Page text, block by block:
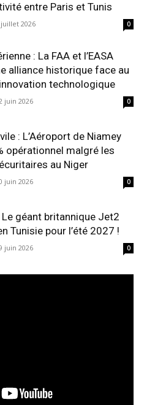
entre Paris et Tunis
juillet 2026 0
: La FAA et l’EASA
alliance historique face au
technologique
juin 2026 0
: L’Aéroport de Niamey
opérationnel malgré les
au Niger
juin 2026 0
géant britannique Jet2
Tunisie pour l’été 2027 !
juin 2026 0